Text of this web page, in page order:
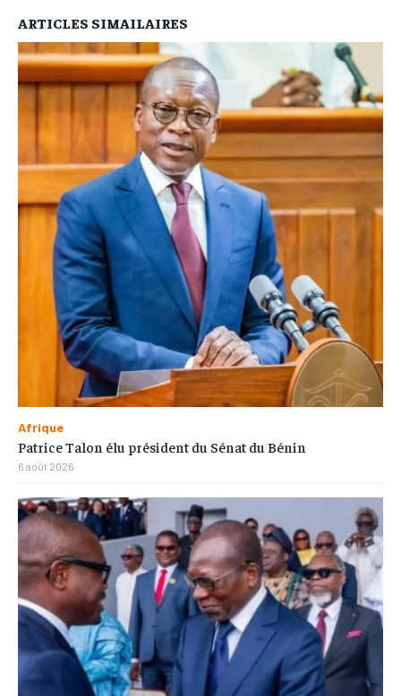
ARTICLES SIMAILAIRES
Afrique
Patrice Talon élu président du Sénat du Bénin
6 août 2026